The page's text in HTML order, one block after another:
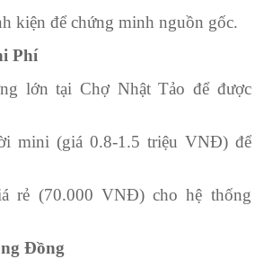
kiện để chứng minh nguồn gốc.
Phí
lớn tại Chợ Nhật Tảo để được
mini (giá 0.8-1.5 triệu VNĐ) để
rẻ (70.000 VNĐ) cho hệ thống
Đồng